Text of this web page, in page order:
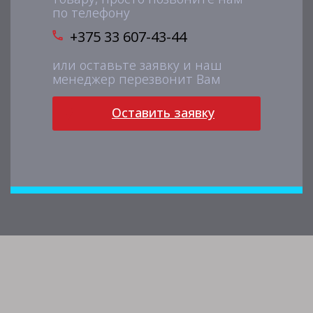
по телефону
+375 33 607-43-44
или оставьте заявку и наш
менеджер перезвонит Вам
Оставить заявку